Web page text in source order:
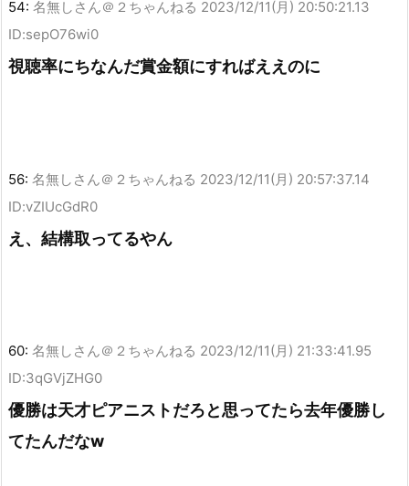
54: 名無しさん＠２ちゃんねる 2023/12/11(月) 20:50:21.13
ID:sepO76wi0
視聴率にちなんだ賞金額にすればええのに
56: 名無しさん＠２ちゃんねる 2023/12/11(月) 20:57:37.14
ID:vZIUcGdR0
え、結構取ってるやん
60: 名無しさん＠２ちゃんねる 2023/12/11(月) 21:33:41.95
ID:3qGVjZHG0
優勝は天才ピアニストだろと思ってたら去年優勝し
てたんだなw